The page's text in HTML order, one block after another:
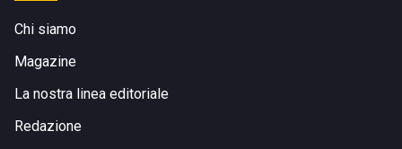
Chi siamo
Magazine
La nostra linea editoriale
Redazione